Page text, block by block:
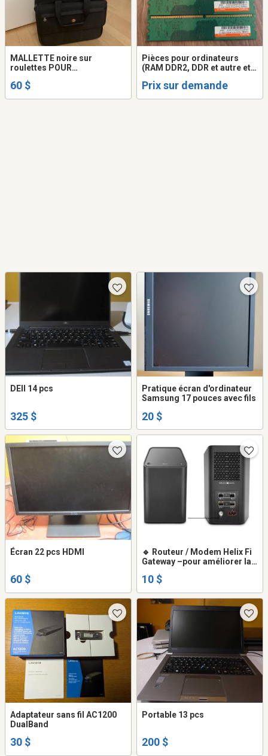
MALLETTE noire sur
roulettes POUR
60 $
Pièces pour ordinateurs
(RAM DDR2, DDR et autre et
offre su vous avez de
Prix sur demande
DEll 14 pcs
325 $
Pratique écran d'ordinateur
Samsung 17 pouces avec fils
20 $
Écran 22 pcs HDMI
60 $
🔹 Routeur / Modem Helix Fi
Gateway –pour améliorer la
votre réseau internet à la
10 $
Adaptateur sans fil AC1200
DualBand
30 $
Portable 13 pcs
200 $